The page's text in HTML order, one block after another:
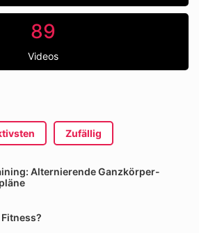
89
Videos
Zufällig
Alternierende Ganzkörper-